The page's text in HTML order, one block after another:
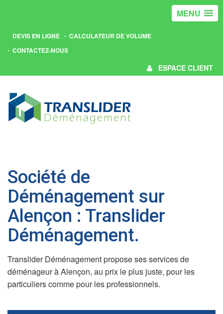
MENU
DEVIS EN LIGNE
CALCULATEUR DE VOLUME
CONTACTEZ-NOUS
ESPACE CLIENT
Société de
Déménagement sur
Alençon : Translider
Déménagement.
Translider Déménagement propose ses services de
déménageur à Alençon, au prix le plus juste, pour les
particuliers comme pour les professionnels.